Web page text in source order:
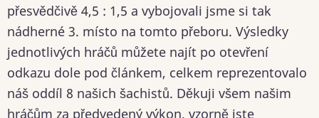
přesvědčivě 4,5 : 1,5 a vybojovali jsme si tak
nádherné 3. místo na tomto přeboru. Výsledky
jednotlivých hráčů můžete najít po otevření
odkazu dole pod článkem, celkem reprezentovalo
náš oddíl 8 našich šachistů. Děkuji všem našim
hráčům za předvedený výkon, vzorně jste